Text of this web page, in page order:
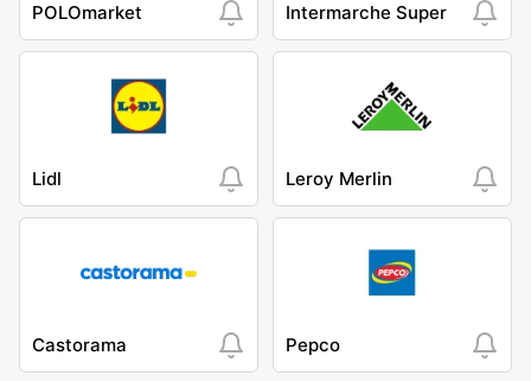
POLOmarket Intermarche Super
Lidl Leroy Merlin
Castorama Pepco